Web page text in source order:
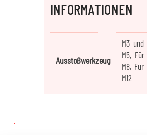
INFORMATIONEN
Ausstoßwerkzeug
M3
M5,
M8, Für
M12